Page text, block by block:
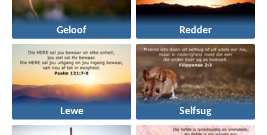
Geloof Redder
Lewe Selfsug